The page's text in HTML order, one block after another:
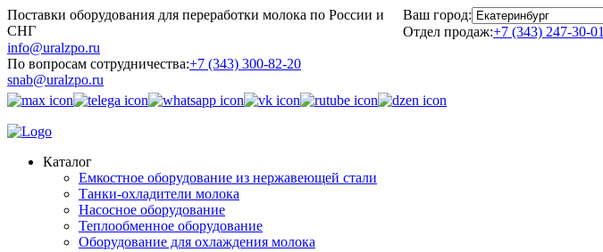
Поставки оборудования для переработки молока по России и
СНГ
Ваш город:
Отдел продаж:+7 (343) 247-30-01
info@uralzpo.ru
По вопросам сотрудничества:+7 (343) 300-82-20
snab@uralzpo.ru
Каталог
Емкостное оборудование из нержавеющей стали
Танки-охладители молока
Насосное оборудование
Теплообменное оборудование
Оборудование для охлаждения молока